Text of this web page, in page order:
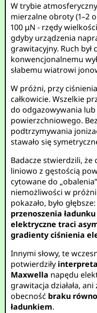
W trybie
mierzalne obroty (1–2
100 μN - rzędy
gdyby urządzenia
grawitacyjny. Ruch był
konwencjonalnemu
słabemu wiatrowi
W próżni, przy
całkowicie. Wszelkie
do odgazowywania
powierzchniowego.
podtrzymywania
stawało się
Badacze stwierdzili, że
liniowo z gęstością
cytowane do
niemożliwości w
pokazało, było głębsze:
przenoszenia
elektryczne traci
gradienty ciśnienia
Innymi słowy, te
potwierdziły
Maxwella napędu
grawitacja działała,
obecność braku
ładunkiem.